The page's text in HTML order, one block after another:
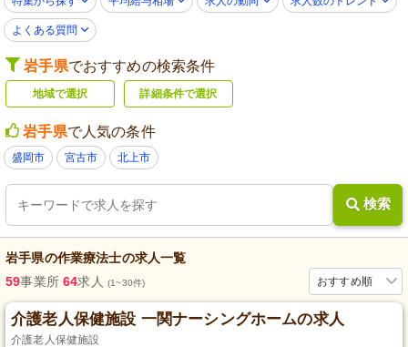
よくある質問
岩手県でおすすめの検索条件
地域で選択 詳細条件で選択
岩手県で人気の条件
盛岡市 宮古市 北上市
検索
岩手県の作業療法士の求人一覧
おすすめ順
59事業所 64求人 (1~30件)
介護老人保健施設 一関ナーシングホームの求人
介護老人保健施設